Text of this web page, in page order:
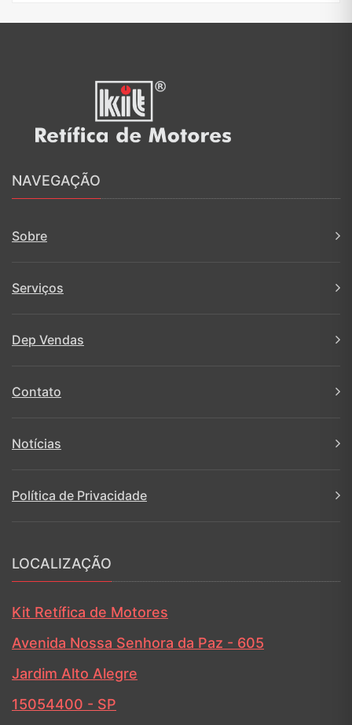
NAVEGAÇÃO
Sobre
Serviços
Dep Vendas
Contato
Notícias
Política de Privacidade
LOCALIZAÇÃO
Kit Retífica de Motores
Avenida Nossa Senhora da Paz - 605
Jardim Alto Alegre
15054400 - SP